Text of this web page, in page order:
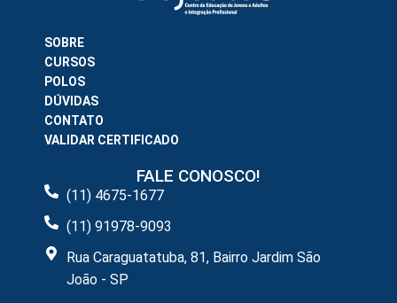
SOBRE
CURSOS
POLOS
DÚVIDAS
CONTATO
VALIDAR CERTIFICADO
FALE CONOSCO!
(11) 4675-1677
(11) 91978-9093
Rua Caraguatatuba, 81, Bairro Jardim São
João - SP